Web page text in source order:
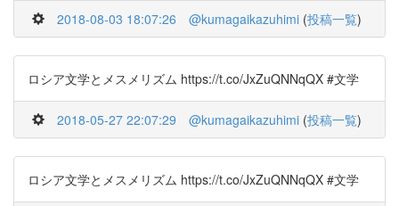
2018-08-03 18:07:26 @kumagaikazuhimi (投稿一覧)
ロシア文学とメスメリズム https://t.co/JxZuQNNqQX #文学
2018-05-27 22:07:29 @kumagaikazuhimi (投稿一覧)
ロシア文学とメスメリズム https://t.co/JxZuQNNqQX #文学